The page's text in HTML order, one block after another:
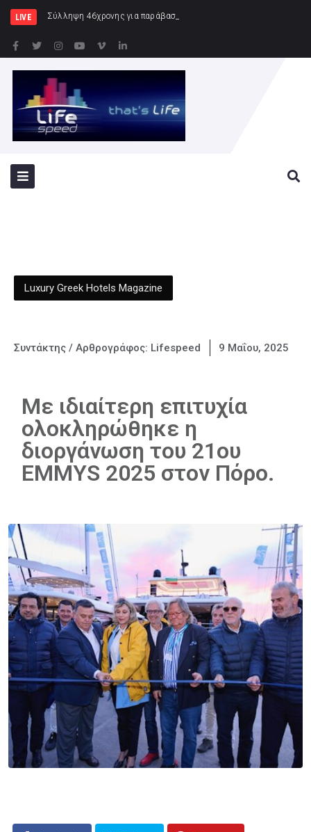
LIVE
Luxury Greek Hotels Magazine
Συντάκτης / Αρθρογράφος: Lifespeed 9 Μαΐου, 2025
Με ιδιαίτερη επιτυχία
ολοκληρώθηκε η
διοργάνωση του 21ου
EMMYS 2025 στον Πόρο.